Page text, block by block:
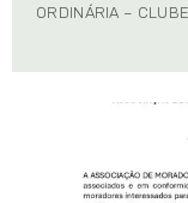
ORDINÁRIA –